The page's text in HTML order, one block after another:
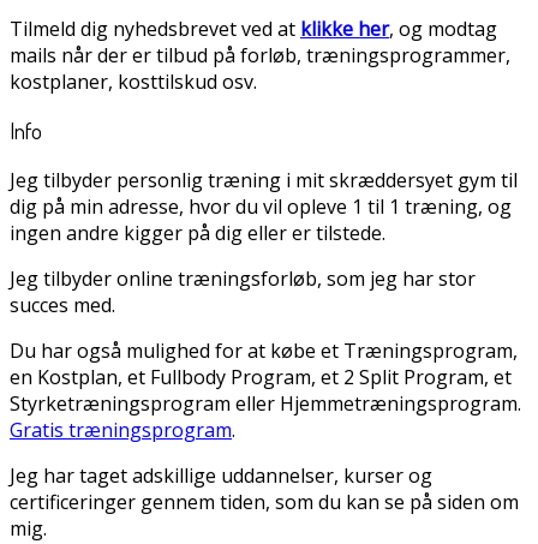
Tilmeld dig nyhedsbrevet ved at klikke her, og modtag
mails når der er tilbud på forløb, træningsprogrammer,
kostplaner, kosttilskud osv.
Info
Jeg tilbyder personlig træning i mit skræddersyet gym til
dig på min adresse, hvor du vil opleve 1 til 1 træning, og
ingen andre kigger på dig eller er tilstede.
Jeg tilbyder online træningsforløb, som jeg har stor
succes med.
Du har også mulighed for at købe et Træningsprogram,
en Kostplan, et Fullbody Program, et 2 Split Program, et
Styrketræningsprogram eller Hjemmetræningsprogram.
Gratis træningsprogram.
Jeg har taget adskillige uddannelser, kurser og
certificeringer gennem tiden, som du kan se på siden om
mig.